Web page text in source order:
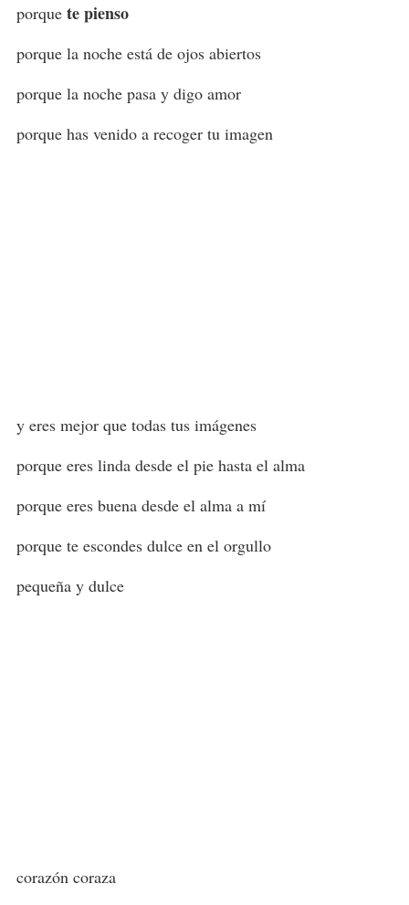
porque te pienso
porque la noche está de ojos abiertos
porque la noche pasa y digo amor
porque has venido a recoger tu imagen
y eres mejor que todas tus imágenes
porque eres linda desde el pie hasta el alma
porque eres buena desde el alma a mí
porque te escondes dulce en el orgullo
pequeña y dulce
corazón coraza